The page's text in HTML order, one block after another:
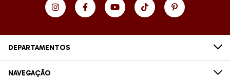
DEPARTAMENTOS
NAVEGAÇÃO